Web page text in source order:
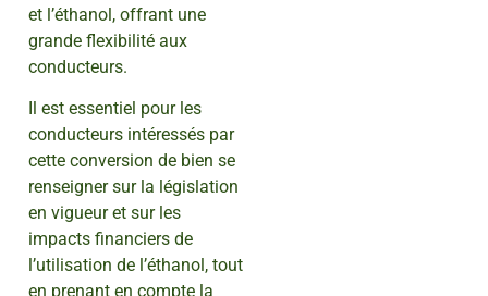
et l’éthanol, offrant une
grande flexibilité aux
conducteurs.
Il est essentiel pour les
conducteurs intéressés par
cette conversion de bien se
renseigner sur la législation
en vigueur et sur les
impacts financiers de
l’utilisation de l’éthanol, tout
en prenant en compte la